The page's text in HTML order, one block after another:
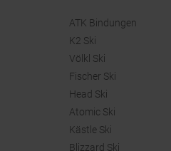
ATK Bindungen
K2 Ski
Völkl Ski
Fischer Ski
Head Ski
Atomic Ski
Kästle Ski
Blizzard Ski